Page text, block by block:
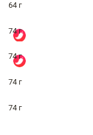
64 г
74 г
74 г
74 г
74 г